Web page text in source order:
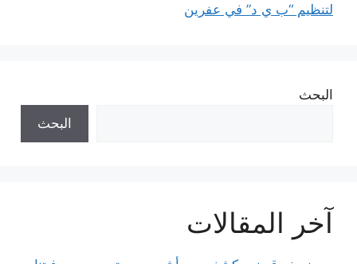
لتنظيم “ب ي د” في عفرين
البحث
البحث
آخر المقالات